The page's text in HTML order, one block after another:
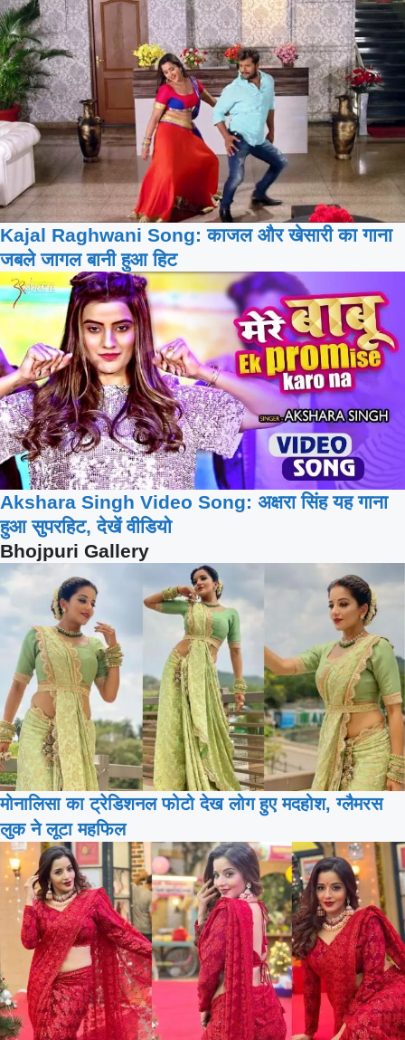
Kajal Raghwani Song: काजल और खेसारी का गाना
जबले जागल बानी हुआ हिट
Akshara Singh Video Song: अक्षरा सिंह यह गाना
हुआ सुपरहिट, देखें वीडियो
Bhojpuri Gallery
मोनालिसा का ट्रेडिशनल फोटो देख लोग हुए मदहोश, ग्लैमरस
लुक ने लूटा महफिल